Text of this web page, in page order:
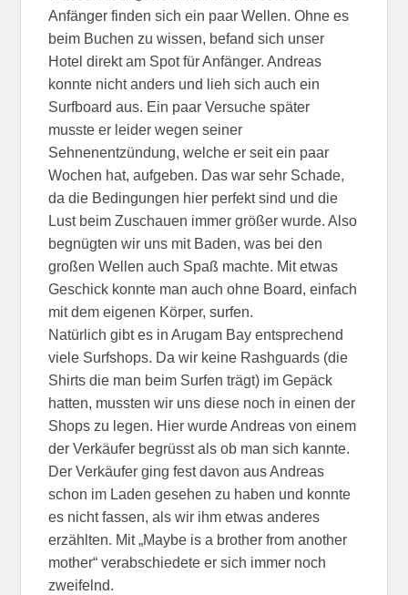
Anfänger finden sich ein paar Wellen. Ohne es
beim Buchen zu wissen, befand sich unser
Hotel direkt am Spot für Anfänger. Andreas
konnte nicht anders und lieh sich auch ein
Surfboard aus. Ein paar Versuche später
musste er leider wegen seiner
Sehnenentzündung, welche er seit ein paar
Wochen hat, aufgeben. Das war sehr Schade,
da die Bedingungen hier perfekt sind und die
Lust beim Zuschauen immer größer wurde. Also
begnügten wir uns mit Baden, was bei den
großen Wellen auch Spaß machte. Mit etwas
Geschick konnte man auch ohne Board, einfach
mit dem eigenen Körper, surfen.
Natürlich gibt es in Arugam Bay entsprechend
viele Surfshops. Da wir keine Rashguards (die
Shirts die man beim Surfen trägt) im Gepäck
hatten, mussten wir uns diese noch in einen der
Shops zu legen. Hier wurde Andreas von einem
der Verkäufer begrüsst als ob man sich kannte.
Der Verkäufer ging fest davon aus Andreas
schon im Laden gesehen zu haben und konnte
es nicht fassen, als wir ihm etwas anderes
erzählten. Mit „Maybe is a brother from another
mother“ verabschiedete er sich immer noch
zweifelnd.